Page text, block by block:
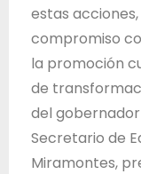
estas
compromiso
la promoción
de
del
Secretario de
Miramontes,